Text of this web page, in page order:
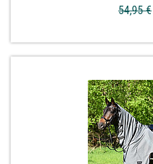
54,95 €